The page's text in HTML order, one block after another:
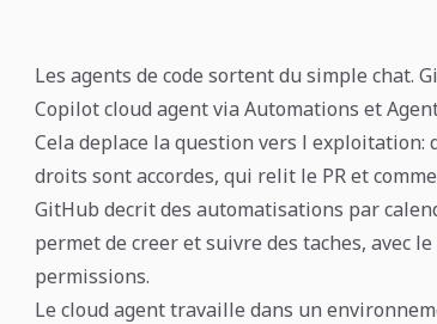
Les agents de code sortent du simple chat.
Copilot cloud agent via Automations et
Cela deplace la question vers l
droits sont accordes, qui relit le PR et
GitHub decrit des automatisations par
permet de creer et suivre des taches, avec
permissions.
Le cloud agent travaille dans un